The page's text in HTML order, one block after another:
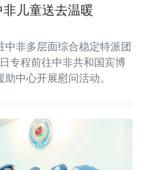
儿童送去温暖
中非多层面综合稳定特派团
专程前往中非共和国宾博
中心开展慰问活动。